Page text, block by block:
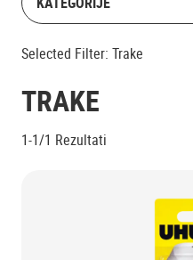
Selected Filter: Trake
TRAKE
1-1/1 Rezultati